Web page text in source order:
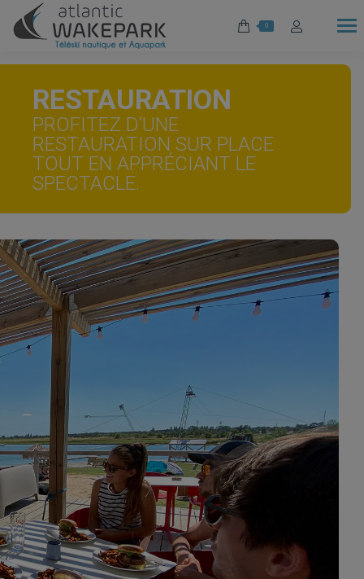
0
RESTAURATION
PROFITEZ D’UNE
RESTAURATION SUR PLACE
TOUT EN APPRÉCIANT LE
SPECTACLE.